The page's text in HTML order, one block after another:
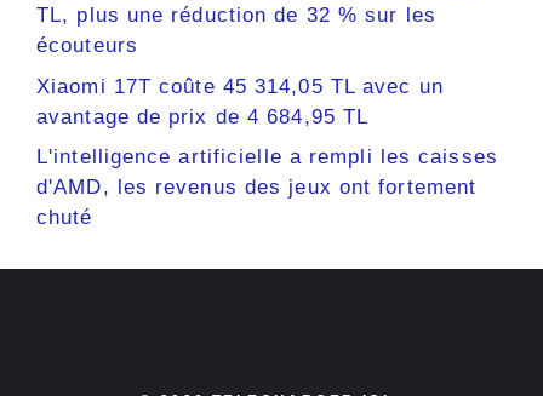
TL, plus une réduction de 32 % sur les
écouteurs
Xiaomi 17T coûte 45 314,05 TL avec un
avantage de prix de 4 684,95 TL
L'intelligence artificielle a rempli les caisses
d'AMD, les revenus des jeux ont fortement
chuté